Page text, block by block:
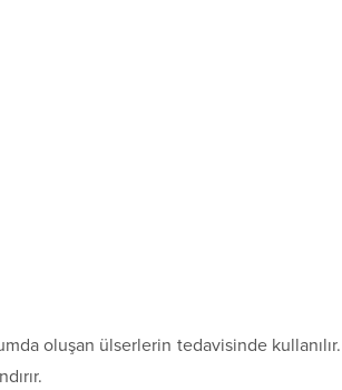
oluşan ülserlerin tedavisinde kullanılır.